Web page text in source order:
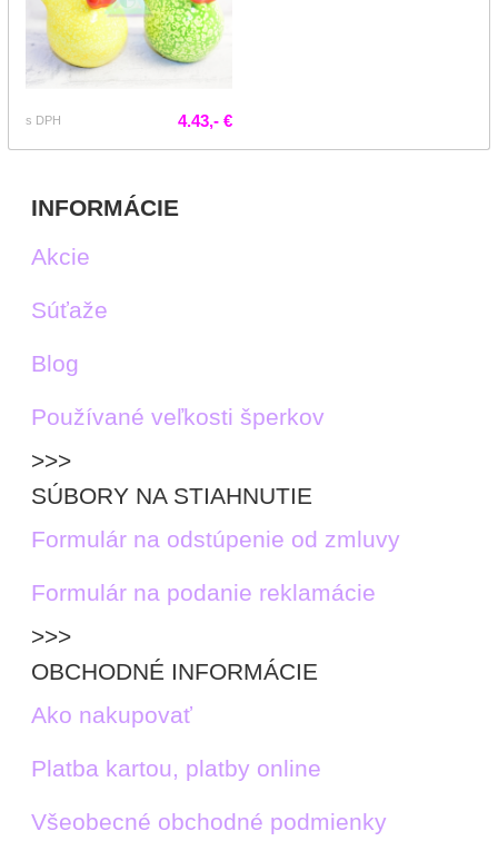
s DPH 4.43,- €
INFORMÁCIE
Akcie
Súťaže
Blog
Používané veľkosti šperkov
>>>
SÚBORY NA STIAHNUTIE
Formulár na odstúpenie od zmluvy
Formulár na podanie reklamácie
>>>
OBCHODNÉ INFORMÁCIE
Ako nakupovať
Platba kartou, platby online
Všeobecné obchodné podmienky